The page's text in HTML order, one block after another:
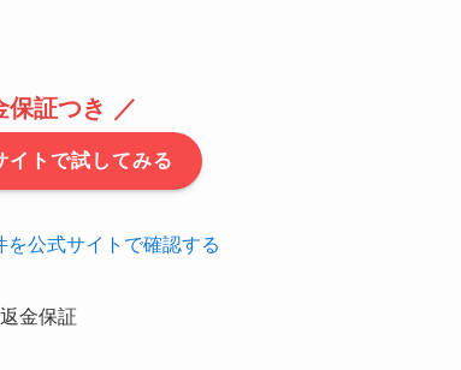
保証つき ／
イトで試してみる
を公式サイトで確認する